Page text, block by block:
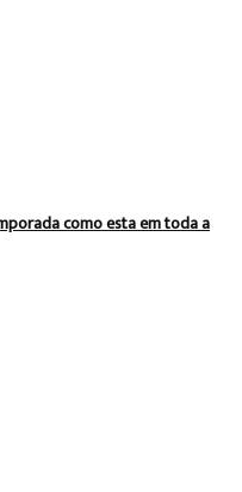
como esta em toda a